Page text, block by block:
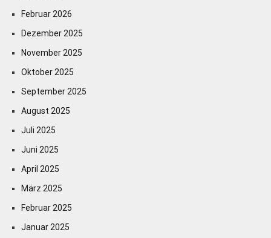
Februar 2026
Dezember 2025
November 2025
Oktober 2025
September 2025
August 2025
Juli 2025
Juni 2025
April 2025
März 2025
Februar 2025
Januar 2025